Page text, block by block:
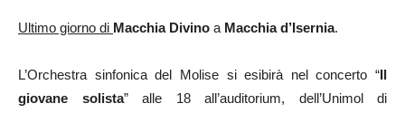
Ultimo giorno di Macchia Divino a Macchia d’Isernia.
L’Orchestra sinfonica del Molise si esibirà nel concerto “Il
giovane solista” alle 18 all’auditorium, dell’Unimol di